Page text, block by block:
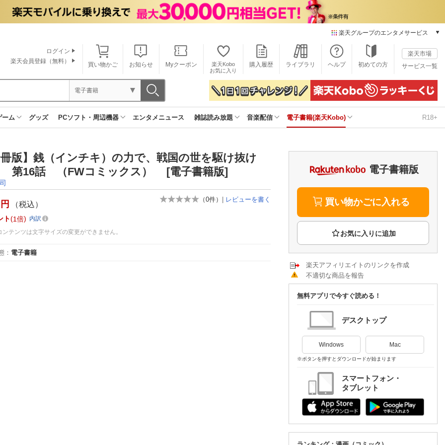
楽天グループのエンタメサービス
本/ゲーム/CD/DVD
楽天ブックス
電子書籍
楽天Kobo
雑誌読み放題
楽天ミュージック
楽天TV
動画配信ガイド
Rakuten PLAY
Rチャンネル
楽天チケット
エンタメニュース
推し楽
買い物かご お知らせ Myクーポン
楽天Kobo
お気に入り
購入履歴 ライブラリ ヘルプ 初めての方
楽天市場
サービス一覧
ログイン
楽天会員登録（無料）
電子書籍
ーム グッズ PCソフト・周辺機器 エンタメニュース 雑誌読み放題 音楽配信 電子書籍(楽天Kobo) R18+
版】銭（インチキ）の力で、戦国の世を駆け抜け
第16話 （FWコミックス） [電子書籍版]
（0件） | レビューを書く
円 （税込）
ト 1倍
内訳
テンツは文字サイズの変更ができません。
： 電子書籍
電子書籍版
買い物かごに入れる
楽天アフィリエイトのリンクを作成
不適切な商品を報告
無料アプリで今すぐ読める！
デスクトップ
Windows Mac
※ボタンを押すとダウンロードが始まります
スマートフォン・
タブレット